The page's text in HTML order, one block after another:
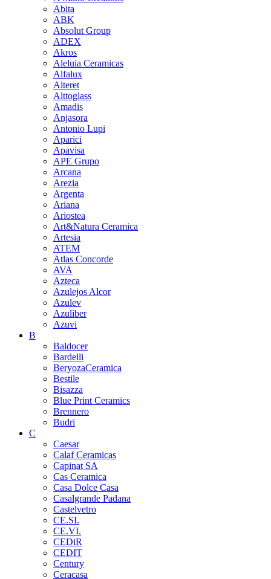
Abita
ABK
Absolut Group
ADEX
Akros
Aleluia Ceramicas
Alfalux
Alteret
Alttoglass
Amadis
Anjasora
Antonio Lupi
Aparici
Apavisa
APE Grupo
Arcana
Arezia
Argenta
Ariana
Ariostea
Art&Natura Ceramica
Artesia
ATEM
Atlas Concorde
AVA
Azteca
Azulejos Alcor
Azulev
Azuliber
Azuvi
B
Baldocer
Bardelli
BeryozaCeramica
Bestile
Bisazza
Blue Print Ceramics
Brennero
Budri
C
Caesar
Calaf Ceramicas
Capinat SA
Cas Ceramica
Casa Dolce Casa
Casalgrande Padana
Castelvetro
CE.SI.
CE.VI.
CEDiR
CEDIT
Century
Ceracasa